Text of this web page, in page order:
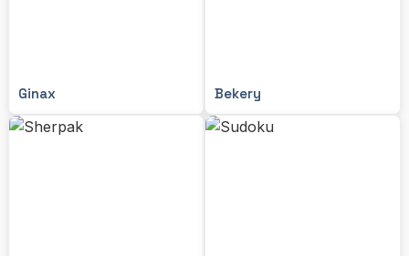
Ginax Bekery